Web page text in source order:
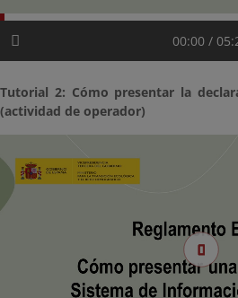
00:00 /
Tutorial 2: Cómo presentar la
(actividad de operador)